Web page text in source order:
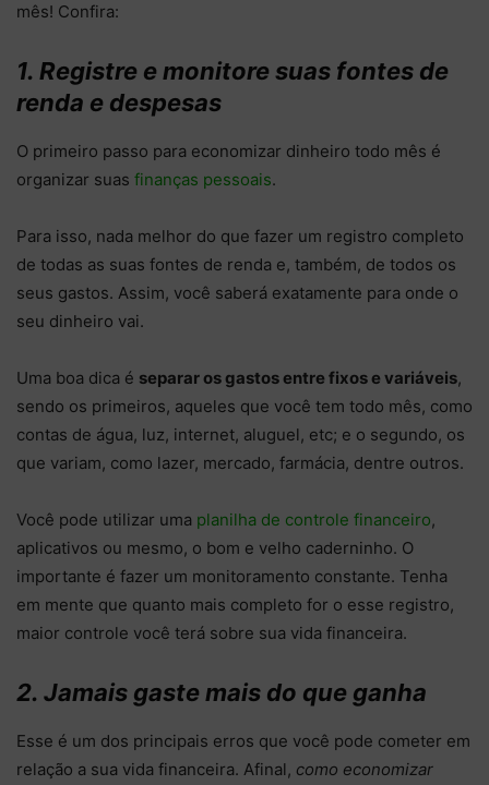
mês! Confira:
1. Registre e monitore suas fontes de
renda e despesas
O primeiro passo para economizar dinheiro todo mês é
organizar suas finanças pessoais.
Para isso, nada melhor do que fazer um registro completo
de todas as suas fontes de renda e, também, de todos os
seus gastos. Assim, você saberá exatamente para onde o
seu dinheiro vai.
Uma boa dica é separar os gastos entre fixos e variáveis,
sendo os primeiros, aqueles que você tem todo mês, como
contas de água, luz, internet, aluguel, etc; e o segundo, os
que variam, como lazer, mercado, farmácia, dentre outros.
Você pode utilizar uma planilha de controle financeiro,
aplicativos ou mesmo, o bom e velho caderninho. O
importante é fazer um monitoramento constante. Tenha
em mente que quanto mais completo for o esse registro,
maior controle você terá sobre sua vida financeira.
2. Jamais gaste mais do que ganha
Esse é um dos principais erros que você pode cometer em
relação a sua vida financeira. Afinal, como economizar